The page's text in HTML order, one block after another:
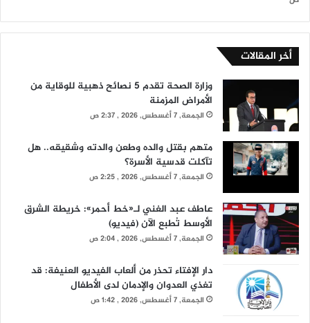
أخر المقالات
وزارة الصحة تقدم 5 نصائح ذهبية للوقاية من
الأمراض المزمنة
الجمعة, 7 أغسطس, 2026 , 2:37 ص
متهم بقتل والده وطعن والدته وشقيقه.. هل
تآكلت قدسية الأسرة؟
الجمعة, 7 أغسطس, 2026 , 2:25 ص
عاطف عبد الغني لـ«خط أحمر»: خريطة الشرق
الأوسط تُطبع الآن (فيديو)
الجمعة, 7 أغسطس, 2026 , 2:04 ص
دار الإفتاء تحذر من ألعاب الفيديو العنيفة: قد
تغذي العدوان والإدمان لدى الأطفال
الجمعة, 7 أغسطس, 2026 , 1:42 ص